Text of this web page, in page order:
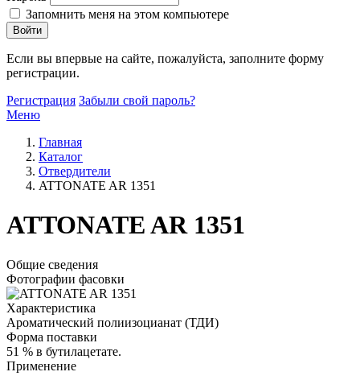
Запомнить меня на этом компьютере
Войти
Если вы впервые на сайте, пожалуйста, заполните форму
регистрации.
Регистрация Забыли свой пароль?
Меню
Главная
Каталог
Отвердители
ATTONATE AR 1351
ATTONATE AR 1351
Общие сведения
Фотографии фасовки
Характеристика
Ароматический полиизоцианат (ТДИ)
Форма поставки
51 % в бутилацетате.
Применение